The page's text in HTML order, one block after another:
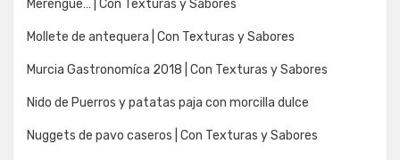
Merengue… | Con Texturas y Sabores
Mollete de antequera | Con Texturas y Sabores
Murcia Gastronomíca 2018 | Con Texturas y Sabores
Nido de Puerros y patatas paja con morcilla dulce
Nuggets de pavo caseros | Con Texturas y Sabores